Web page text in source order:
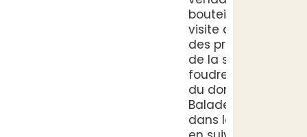
bouteille » avec
visite de la salle
des pressoirs et
de la salle de
foudres, histoire
du domaine •
Balade libre
dans le vignoble